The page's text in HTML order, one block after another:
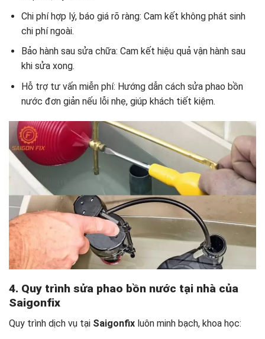
Chi phí hợp lý, báo giá rõ ràng: Cam kết không phát sinh
chi phí ngoài.
Bảo hành sau sửa chữa: Cam kết hiệu quả vận hành sau
khi sửa xong.
Hỗ trợ tư vấn miễn phí: Hướng dẫn cách sửa phao bồn
nước đơn giản nếu lỗi nhẹ, giúp khách tiết kiệm.
4. Quy trình sửa phao bồn nước tại nhà của
Saigonfix
Quy trình dịch vụ tại Saigonfix luôn minh bạch, khoa học: